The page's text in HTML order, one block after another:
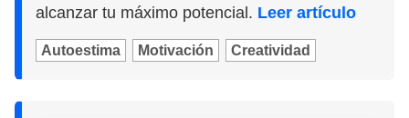
alcanzar tu máximo potencial. Leer artículo
Autoestima Motivación Creatividad